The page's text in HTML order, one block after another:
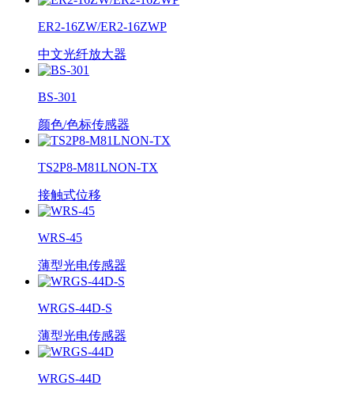
ER2-16ZW/ER2-16ZWP
中文光纤放大器
BS-301
颜色/色标传感器
TS2P8-M81LNON-TX
接触式位移
WRS-45
薄型光电传感器
WRGS-44D-S
薄型光电传感器
WRGS-44D